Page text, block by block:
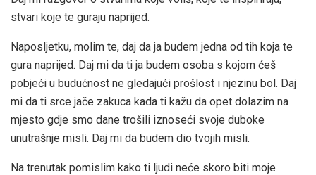
stvari koje te guraju naprijed.
Naposljetku, molim te, daj da ja budem jedna od tih koja te
gura naprijed. Daj mi da ti ja budem osoba s kojom ćeš
pobjeći u budućnost ne gledajući prošlost i njezinu bol. Daj
mi da ti srce jače zakuca kada ti kažu da opet dolazim na
mjesto gdje smo dane trošili iznoseći svoje duboke
unutrašnje misli. Daj mi da budem dio tvojih misli.
Na trenutak pomislim kako ti ljudi neće skoro biti moje